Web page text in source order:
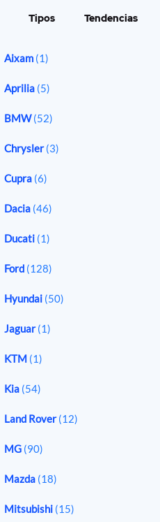
Tipos Tendencias
Aixam (1)
Aprilia (5)
BMW(52)
Chrysler(3)
Cupra (6)
Dacia (46)
Ducati (1)
Ford (128)
Hyundai (50)
Jaguar(1)
KTM (1)
Kia (54)
Land Rover(12)
MG (90)
Mazda (18)
Mitsubishi (15)